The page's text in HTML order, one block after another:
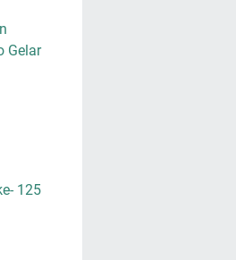
Gelar
125